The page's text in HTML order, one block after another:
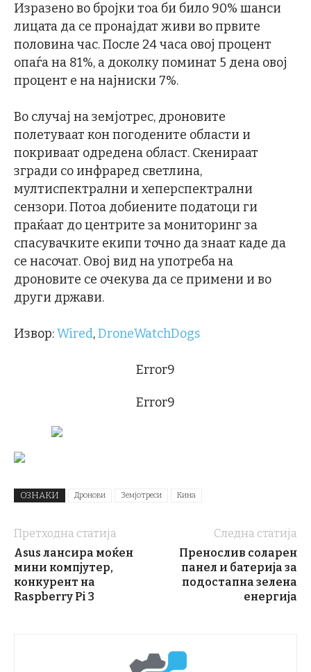
Изразено во бројки тоа би било 90% шанси
лицата да се пронајдат живи во првите
половина час. После 24 часа овој процент
опаѓа на 81%, а доколку поминат 5 дена овој
процент е на најниски 7%.
Во случај на земјотрес, дроновите
полетуваат кон погодените области и
покриваат одредена област. Скенираат
згради со инфраред светлина,
мултиспектрални и хеперспектрални
сензори. Потоа добиените податоци ги
праќаат до центрите за мониторинг за
спасувачките екипи точно да знаат каде да
се насочат. Овој вид на употреба на
дроновите се очекува да се примени и во
други држави.
Извор:Wired,DroneWatchDogs
Error9
Error9
ОЗНАКИ Дронови Земјотреси Кина
Претходна статија
Asus лансира моќен
мини компјутер,
конкурент на
Raspberry Pi 3
Следна статија
Пренослив соларен
панел и батерија за
подостапна зелена
енергија